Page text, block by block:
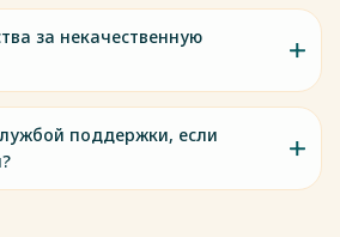
за некачественную
поддержки, если